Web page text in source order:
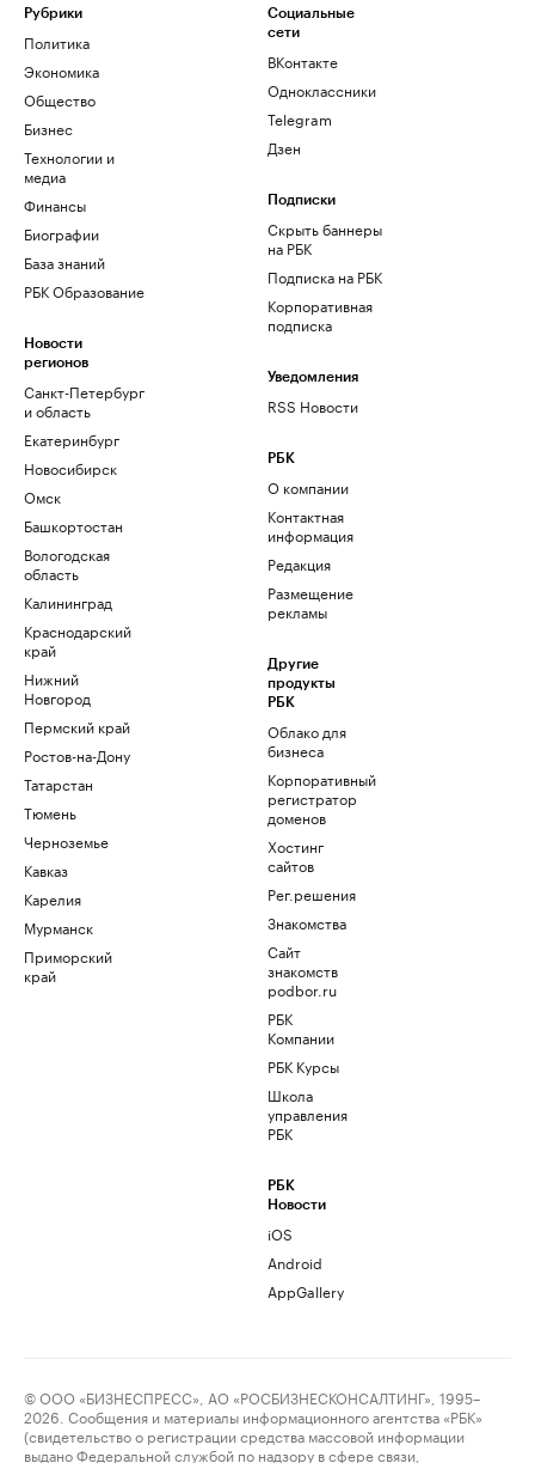
Рубрики
Политика
Экономика
Общество
Бизнес
Технологии и
медиа
Финансы
Биографии
База знаний
РБК Образование
Новости
регионов
Санкт-Петербург
и область
Екатеринбург
Новосибирск
Омск
Башкортостан
Вологодская
область
Калининград
Краснодарский
край
Нижний
Новгород
Пермский край
Ростов-на-Дону
Татарстан
Тюмень
Черноземье
Кавказ
Карелия
Мурманск
Приморский
край
Социальные
сети
ВКонтакте
Одноклассники
Telegram
Дзен
Подписки
Скрыть баннеры
на РБК
Подписка на РБК
Корпоративная
подписка
Уведомления
RSS Новости
РБК
О компании
Контактная
информация
Редакция
Размещение
рекламы
Другие
продукты
РБК
Облако для
бизнеса
Корпоративный
регистратор
доменов
Хостинг
сайтов
Рег.решения
Знакомства
Сайт
знакомств
podbor.ru
РБК
Компании
РБК Курсы
Школа
управления
РБК
РБК
Новости
iOS
Android
AppGallery
© ООО «БИЗНЕСПРЕСС», АО «РОСБИЗНЕСКОНСАЛТИНГ», 1995–
2026. Сообщения и материалы информационного агентства «РБК»
(свидетельство о регистрации средства массовой информации
выдано Федеральной службой по надзору в сфере связи,